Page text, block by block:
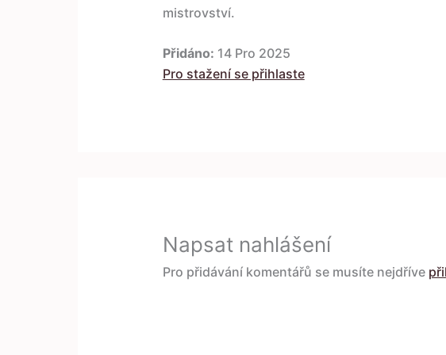
mistrovství.
Přidáno: 14 Pro 2025
Pro stažení se přihlaste
Napsat nahlášení
Pro přidávání komentářů se musíte nejdříve